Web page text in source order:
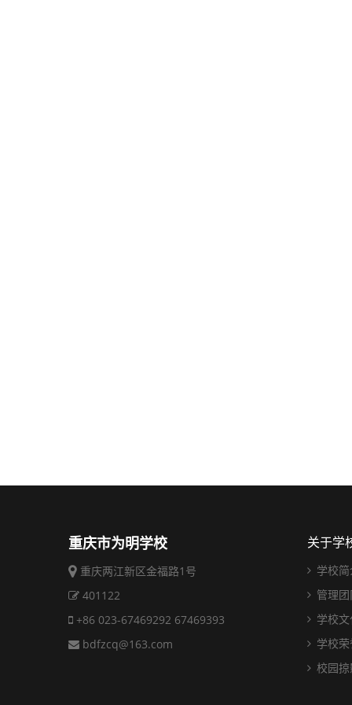
重庆市为明学校
重庆两江新区金福路1号
401122
+86 023-67469292 67469393
bdfzcq@163.com
关于学
学校
管理
学校
学校
校园